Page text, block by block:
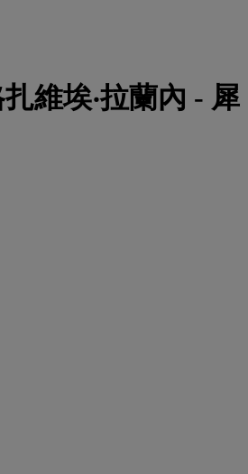
維埃‧拉蘭內 - 犀